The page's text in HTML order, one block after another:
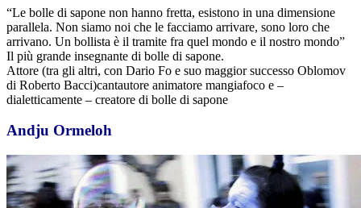
“Le bolle di sapone non hanno fretta, esistono in una dimensione
parallela. Non siamo noi che le facciamo arrivare, sono loro che
arrivano. Un bollista è il tramite fra quel mondo e il nostro mondo”
Il più grande insegnante di bolle di sapone.
Attore (tra gli altri, con Dario Fo e suo maggior successo Oblomov
di Roberto Bacci)cantautore animatore mangiafoco e –
dialetticamente – creatore di bolle di sapone
Andju Ormeloh